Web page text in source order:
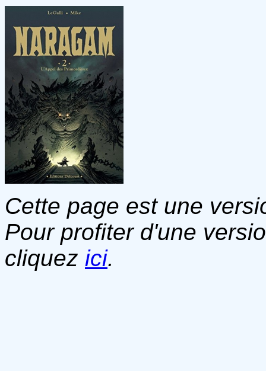
Cette page est une
Pour profiter d'une
cliquez ici.